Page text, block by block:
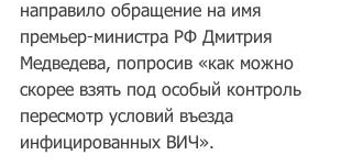
направило обращение на имя
премьер-министра РФ Дмитрия
Медведева, попросив «как можно
скорее взять под особый контроль
пересмотр условий въезда
инфицированных ВИЧ».